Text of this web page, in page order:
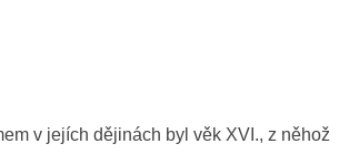
v jejích dějinách byl věk XVI., z něhož